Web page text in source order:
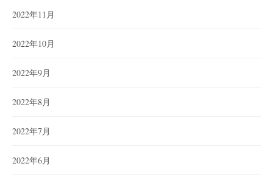
2022年11月
2022年10月
2022年9月
2022年8月
2022年7月
2022年6月